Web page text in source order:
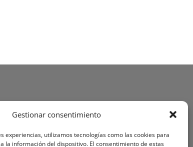
Gestionar consentimiento
experiencias, utilizamos tecnologías como las cookies para
la información del dispositivo. El consentimiento de estas